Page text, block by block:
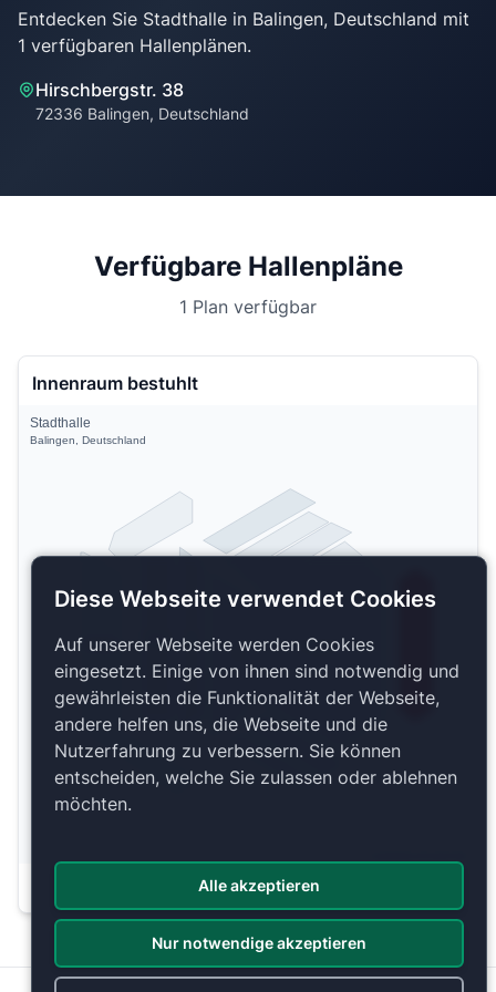
Entdecken Sie Stadthalle in Balingen, Deutschland mit
Hirschbergstr. 38
72336 Balingen, Deutschland
Verfügbare Hallenpläne
1 Plan verfügbar
Innenraum bestuhlt
Empore
Foyer
3
Parkett
Stadthalle
Balingen, Deutschland
Plan anzeigen
Diese Webseite verwendet Cookies
Auf unserer Webseite werden Cookies
eingesetzt. Einige von ihnen sind notwendig und
gewährleisten die Funktionalität der Webseite,
andere helfen uns, die Webseite und die
Nutzerfahrung zu verbessern. Sie können
entscheiden, welche Sie zulassen oder ablehnen
möchten.
Alle akzeptieren
Nur notwendige akzeptieren